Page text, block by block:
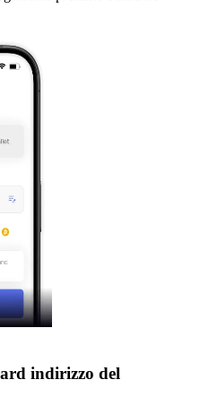
indirizzo del